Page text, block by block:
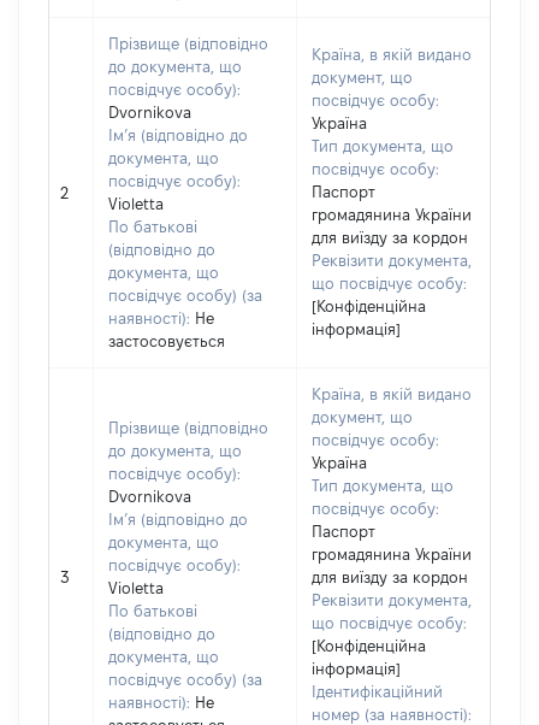
2
Прізвище (відповідно
до документа, що
посвідчує особу):
Dvornikova
Ім’я (відповідно до
документа, що
посвідчує особу):
Violetta
По батькові
(відповідно до
документа, що
посвідчує особу) (за
наявності): Не
застосовується
Країна, в якій видано
документ, що
посвідчує особу:
Україна
Тип документа, що
посвідчує особу:
Паспорт
громадянина України
для виїзду за кордон
Реквізити документа,
що посвідчує особу:
[Конфіденційна
інформація]
3
Прізвище (відповідно
до документа, що
посвідчує особу):
Dvornikova
Ім’я (відповідно до
документа, що
посвідчує особу):
Violetta
По батькові
(відповідно до
документа, що
посвідчує особу) (за
наявності): Не
Країна, в якій видано
документ, що
посвідчує особу:
Україна
Тип документа, що
посвідчує особу:
Паспорт
громадянина України
для виїзду за кордон
Реквізити документа,
що посвідчує особу:
[Конфіденційна
інформація]
Ідентифікаційний
номер (за наявності):